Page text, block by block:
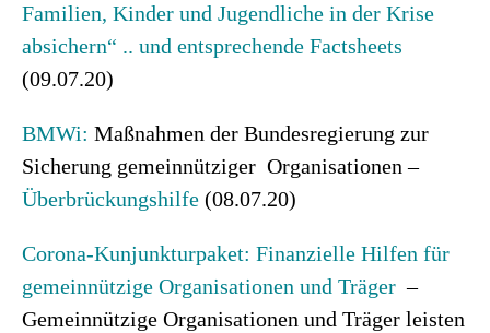
Familien, Kinder und Jugendliche in der Krise
absichern“ .. und entsprechende Factsheets
(09.07.20)
BMWi: Maßnahmen der Bundesregierung zur
Sicherung gemeinnütziger Organisationen –
Überbrückungshilfe (08.07.20)
Corona-Kunjunkturpaket: Finanzielle Hilfen für
gemeinnützige Organisationen und Träger –
Gemeinnützige Organisationen und Träger leisten